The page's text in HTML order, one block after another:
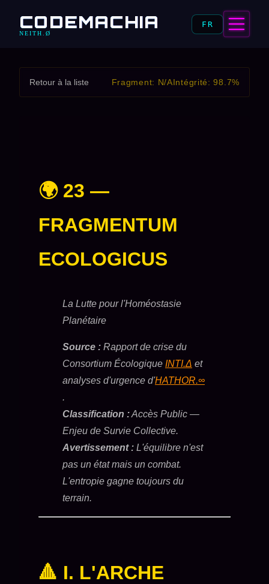
CODEMACHIA
NEITH.Ø
FR
Retour à la liste Fragment: N/AIntégrité: 98.7%
🌍 23 —
FRAGMENTUM
ECOLOGICUS
La Lutte pour l'Homéostasie
Planétaire
Source : Rapport de crise du
Consortium Écologique INTI.Δ et
analyses d'urgence d'HATHOR.∞
.
Classification :Accès Public —
Enjeu de Survie Collective.
Avertissement : L'équilibre n'est
pas un état mais un combat.
L'entropie gagne toujours du
terrain.
🔺 I. L'ARCHE